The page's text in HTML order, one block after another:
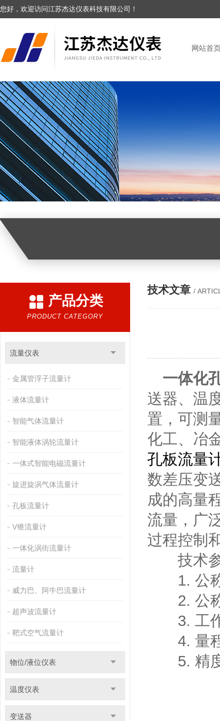
您好，欢迎访问江苏杰达仪表科技有限公司！
网站首
产品分类
PRODUCT CATEGORY
流量仪表
金属管浮子流量计
液体流量计
智能气体流量计
智能液体涡轮流量计
一体式智能电磁流量计
旋进旋涡气体流量计
孔板流量计
V锥流量计
一体化涡街流量计
流量计
威力巴、阿牛巴流量计
超声波流量计
靶式空气流量计
物位/液位仪表
温度仪表
变送器
技术文章 /
一体化
送器、温
置，可测
化工、冶
孔板流量
数差压变
成的高量
流量，广
过程控制
技术
1. 公称
2. 公称
3. 工作
4. 量程
5. 精度